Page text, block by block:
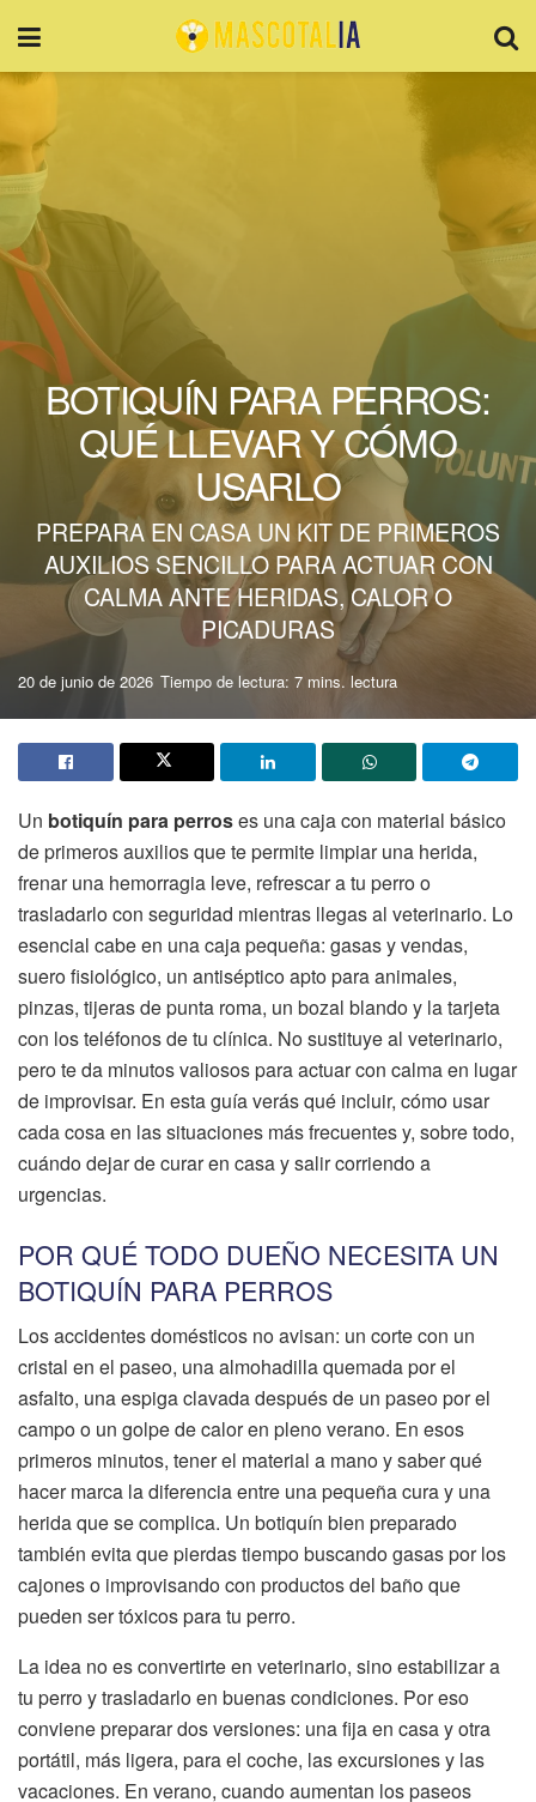
BOTIQUÍN PARA PERROS:
QUÉ LLEVAR Y CÓMO
USARLO
PREPARA EN CASA UN KIT DE PRIMEROS
AUXILIOS SENCILLO PARA ACTUAR CON
CALMA ANTE HERIDAS, CALOR O
PICADURAS
20 de junio de 2026 Tiempo de lectura: 7 mins. lectura
Un botiquín para perroses una caja con material básico
de primeros auxilios que te permite limpiar una herida,
frenar una hemorragia leve, refrescar a tu perro o
trasladarlo con seguridad mientras llegas al veterinario. Lo
esencial cabe en una caja pequeña: gasas y vendas,
suero fisiológico, un antiséptico apto para animales,
pinzas, tijeras de punta roma, un bozal blando y la tarjeta
con los teléfonos de tu clínica. No sustituye al veterinario,
pero te da minutos valiosos para actuar con calma en lugar
de improvisar. En esta guía verás qué incluir, cómo usar
cada cosa en las situaciones más frecuentes y, sobre todo,
cuándo dejar de curar en casa y salir corriendo a
urgencias.
POR QUÉ TODO DUEÑO NECESITA UN
BOTIQUÍN PARA PERROS
Los accidentes domésticos no avisan: un corte con un
cristal en el paseo, una almohadilla quemada por el
asfalto, una espiga clavada después de un paseo por el
campo o un golpe de calor en pleno verano. En esos
primeros minutos, tener el material a mano y saber qué
hacer marca la diferencia entre una pequeña cura y una
herida que se complica. Un botiquín bien preparado
también evita que pierdas tiempo buscando gasas por los
cajones o improvisando con productos del baño que
pueden ser tóxicos para tu perro.
La idea no es convertirte en veterinario, sino estabilizar a
tu perro y trasladarlo en buenas condiciones. Por eso
conviene preparar dos versiones: una fija en casa y otra
portátil, más ligera, para el coche, las excursiones y las
vacaciones. En verano, cuando aumentan los paseos